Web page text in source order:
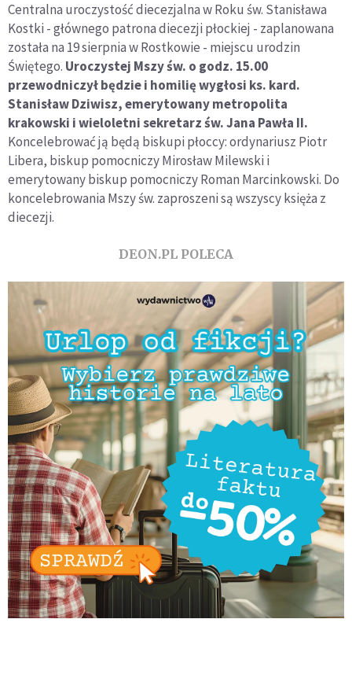
Centralna uroczystość diecezjalna w Roku św. Stanisława
Kostki - głównego patrona diecezji płockiej - zaplanowana
została na 19 sierpnia w Rostkowie - miejscu urodzin
Świętego. Uroczystej Mszy św. o godz. 15.00
przewodniczył będzie i homilię wygłosi ks. kard.
Stanisław Dziwisz, emerytowany metropolita
krakowski i wieloletni sekretarz św. Jana Pawła II.
Koncelebrować ją będą biskupi płoccy: ordynariusz Piotr
Libera, biskup pomocniczy Mirosław Milewski i
emerytowany biskup pomocniczy Roman Marcinkowski. Do
koncelebrowania Mszy św. zaproszeni są wszyscy księża z
diecezji.
DEON.PL POLECA